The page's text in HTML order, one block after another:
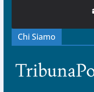
Chi Siamo